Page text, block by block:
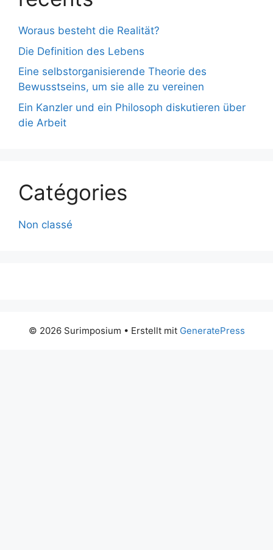
Woraus besteht die Realität?
Die Definition des Lebens
Eine selbstorganisierende Theorie des
Bewusstseins, um sie alle zu vereinen
Ein Kanzler und ein Philosoph diskutieren über
die Arbeit
Catégories
Non classé
© 2026 Surimposium • Erstellt mit GeneratePress